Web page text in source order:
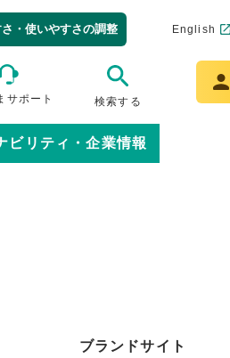
・使いやすさの調整 English
サポート 検索する
ビリティ・企業情報
ブランドサイト